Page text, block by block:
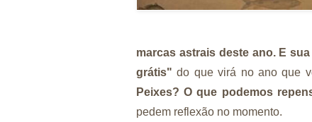
marcas astrais deste ano. E
grátis" do que virá no ano que
Peixes? O que podemos
pedem reflexão no momento.